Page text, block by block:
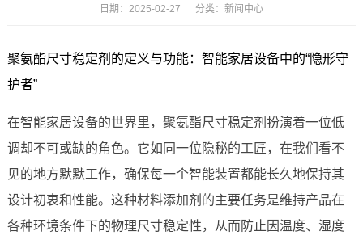
日期：2025-02-27 分类： 新闻中心
聚氨酯尺寸稳定剂的定义与功能：智能家居设备中的“隐形守
护者”
在智能家居设备的世界里，聚氨酯尺寸稳定剂扮演着一位低
调却不可或缺的角色。它如同一位隐秘的工匠，在我们看不
见的地方默默工作，确保每一个智能装置都能长久地保持其
设计初衷和性能。这种材料添加剂的主要任务是维持产品在
各种环境条件下的物理尺寸稳定性，从而防止因温度、湿度